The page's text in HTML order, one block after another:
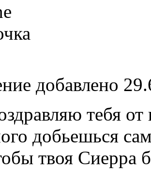
добавлено
тебя
добьешься
твоя Сиерра